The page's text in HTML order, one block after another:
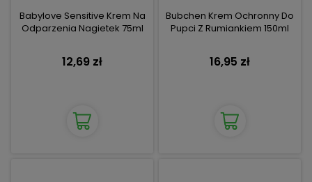
Babylove Sensitive Krem Na
Odparzenia Nagietek 75ml
12,69 zł
Bubchen Krem Ochronny Do
Pupci Z Rumiankiem 150ml
16,95 zł